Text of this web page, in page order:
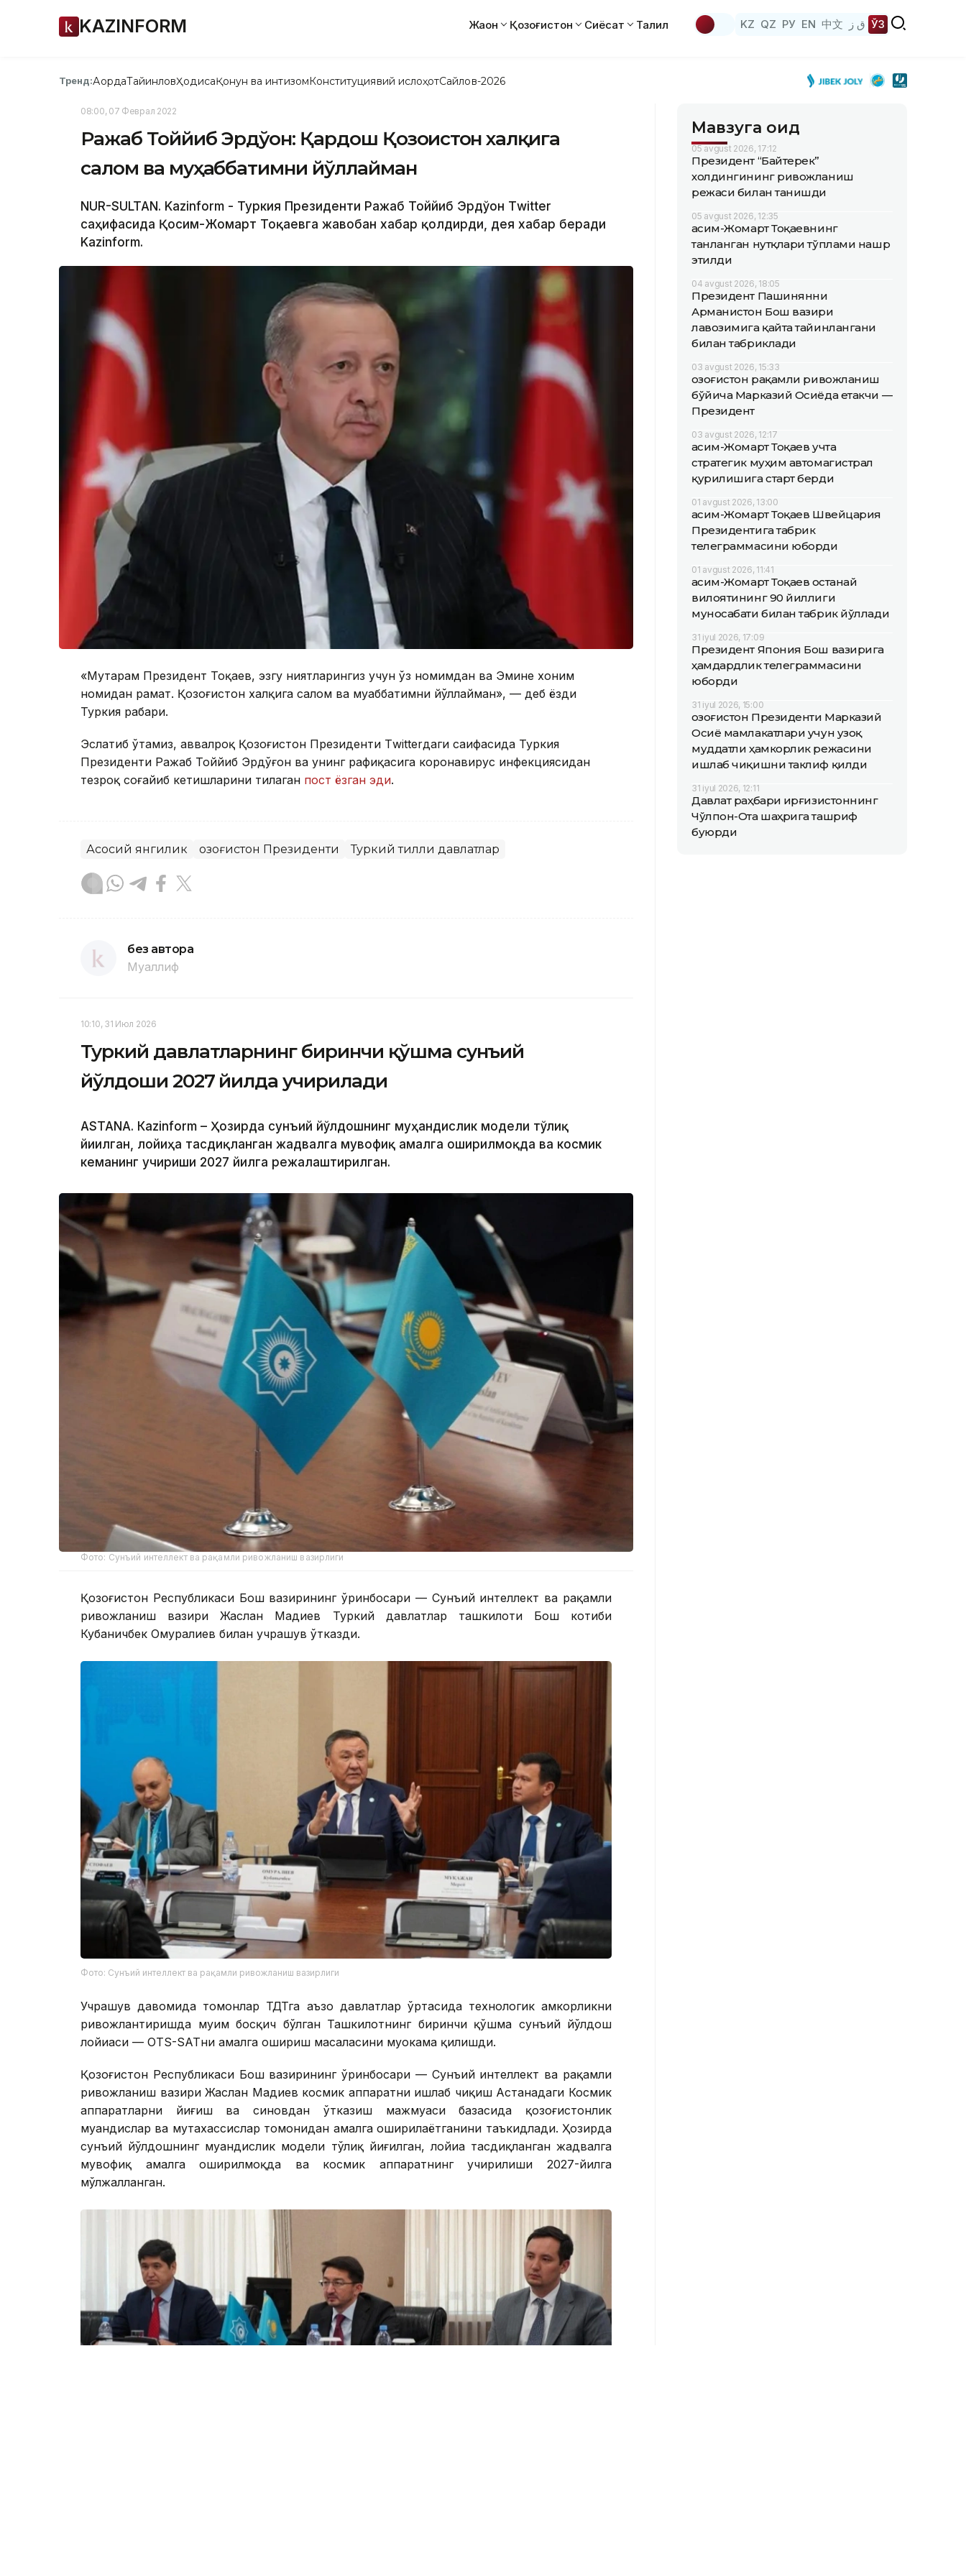
KAZINFORM Жаҳон Қозоғистон Сиёсат Таҳлил KZ QZ РУ EN 中文 ق ز ЎЗ
Тренд:АқордаТайинловҲодисаҚонун ва интизомКонституциявий ислоҳотСайлов-2026
08:00, 07 Феврал 2022
Ражаб Тоййиб Эрдўғон: Қардош Қозоғистон халқига
салом ва муҳаббатимни йўллайман
NUR-SULTAN. Kazinform - Туркия Президенти Ражаб Тоййиб Эрдўғон Тwitter
саҳифасида Қосим-Жомарт Тоқаевга жавобан хабар қолдирди, дея хабар беради
Kazinform.
«Муҳтарам Президент Тоқаев, эзгу ниятларингиз учун ўз номимдан ва Эмине хоним
номидан раҳмат. Қозоғистон халқига салом ва муҳаббатимни йўллайман», — деб ёзди
Туркия раҳбари.
Эслатиб ўтамиз, аввалроқ Қозоғистон Президенти Тwitterдаги саҳифасида Туркия
Президенти Ражаб Тоййиб Эрдўғон ва унинг рафиқасига коронавирус инфекциясидан
тезроқ соғайиб кетишларини тилаган пост ёзган эди.
Асосий янгилик Қозоғистон Президенти Туркий тилли давлатлар
без автора
Муаллиф
10:10, 31 Июл 2026
Туркий давлатларнинг биринчи қўшма сунъий
йўлдоши 2027 йилда учирилади
ASTANА. Кazinform – Ҳозирда сунъий йўлдошнинг муҳандислик модели тўлиқ
йиғилган, лойиҳа тасдиқланган жадвалга мувофиқ амалга оширилмоқда ва космик
кеманинг учириши 2027 йилга режалаштирилган.
Фото: Сунъий интеллект ва рақамли ривожланиш вазирлиги
Қозоғистон Республикаси Бош вазирининг ўринбосари — Сунъий интеллект ва рақамли
ривожланиш вазири Жаслан Мадиев Туркий давлатлар ташкилоти Бош котиби
Кубаничбек Омуралиев билан учрашув ўтказди.
Фото: Сунъий интеллект ва рақамли ривожланиш вазирлиги
Учрашув давомида томонлар ТДТга аъзо давлатлар ўртасида технологик ҳамкорликни
ривожлантиришда муҳим босқич бўлган Ташкилотнинг биринчи қўшма сунъий йўлдош
лойиҳаси — OTS-SATни амалга ошириш масаласини муҳокама қилишди.
Қозоғистон Республикаси Бош вазирининг ўринбосари — Сунъий интеллект ва рақамли
ривожланиш вазири Жаслан Мадиев космик аппаратни ишлаб чиқиш Астанадаги Космик
аппаратларни йиғиш ва синовдан ўтказиш мажмуаси базасида қозоғистонлик
муҳандислар ва мутахассислар томонидан амалга оширилаётганини таъкидлади. Ҳозирда
сунъий йўлдошнинг муҳандислик модели тўлиқ йиғилган, лойиҳа тасдиқланган жадвалга
мувофиқ амалга оширилмоқда ва космик аппаратнинг учирилиши 2027-йилга
мўлжалланган.
Мавзуга оид
05 avgust 2026, 17:12
Президент “Байтерек”
холдингининг ривожланиш
режаси билан танишди
05 avgust 2026, 12:35
Қасим-Жомарт Тоқаевнинг
танланган нутқлари тўплами нашр
этилди
04 avgust 2026, 18:05
Президент Пашинянни
Арманистон Бош вазири
лавозимига қайта тайинлангани
билан табриклади
03 avgust 2026, 15:33
Қозоғистон рақамли ривожланиш
бўйича Марказий Осиёда етакчи —
Президент
03 avgust 2026, 12:17
Қасим-Жомарт Тоқаев учта
стратегик муҳим автомагистрал
қурилишига старт берди
01 avgust 2026, 13:00
Қасим-Жомарт Тоқаев Швейцария
Президентига табрик
телеграммасини юборди
01 avgust 2026, 11:41
Қасим-Жомарт Тоқаев Қостанай
вилоятининг 90 йиллиги
муносабати билан табрик йўллади
31 iyul 2026, 17:09
Президент Япония Бош вазирига
ҳамдардлик телеграммасини
юборди
31 iyul 2026, 15:00
Қозоғистон Президенти Марказий
Осиё мамлакатлари учун узоқ
муддатли ҳамкорлик режасини
ишлаб чиқишни таклиф қилди
31 iyul 2026, 12:11
Давлат раҳбари Қирғизистоннинг
Чўлпон-Ота шаҳрига ташриф
буюрди